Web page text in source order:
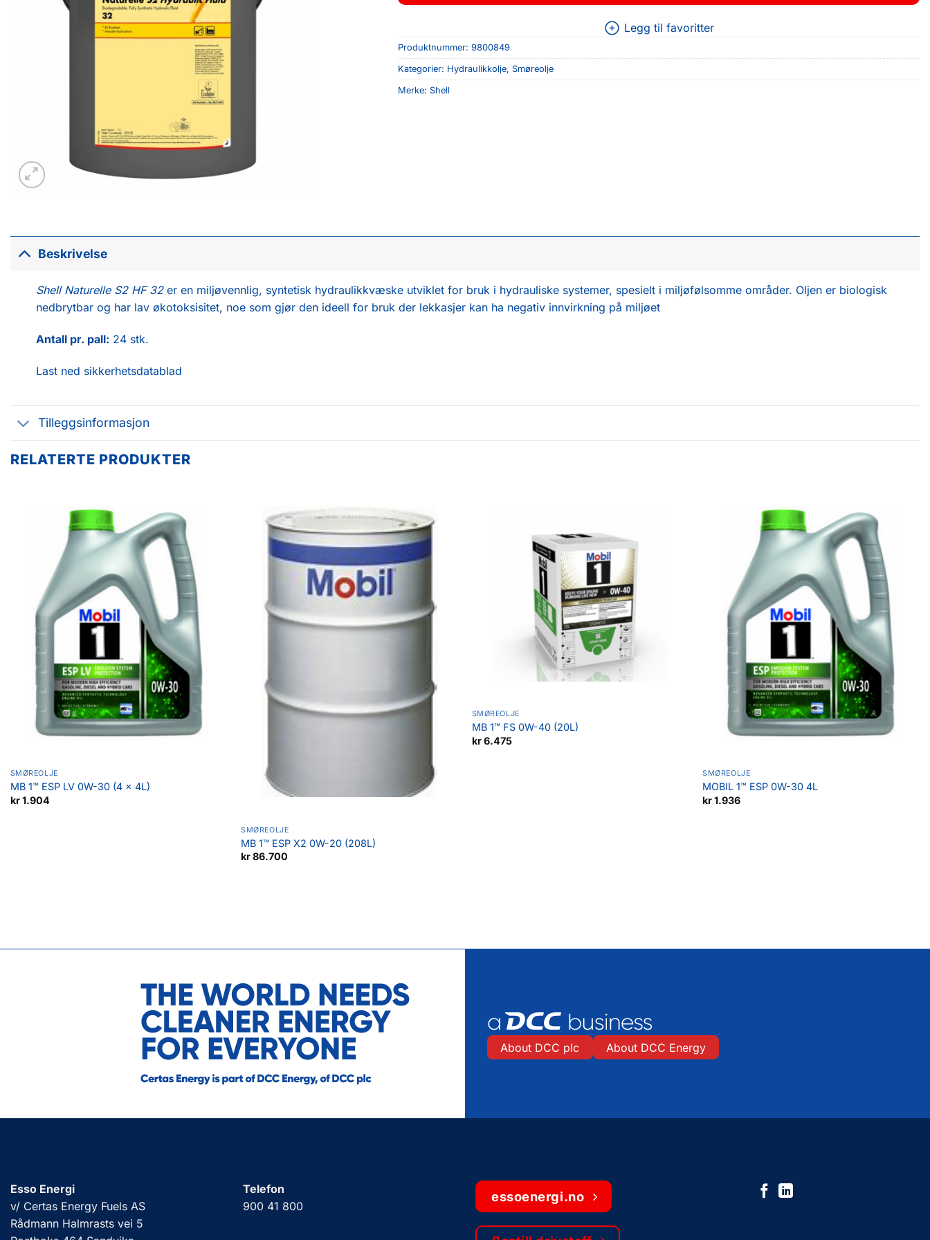
Legg til favoritter
Produktnummer: 9800849
Kategorier: Hydraulikkolje, Smøreolje
Merke: Shell
Beskrivelse
Shell Naturelle S2 HF 32er en miljøvennlig, syntetisk hydraulikkvæske utviklet for bruk i hydrauliske systemer, spesielt i miljøfølsomme områder. Oljen er biologisk
nedbrytbar og har lav økotoksisitet, noe som gjør den ideell for bruk der lekkasjer kan ha negativ innvirkning på miljøet
Antall pr. pall: 24 stk.
Last ned sikkerhetsdatablad
Tilleggsinformasjon
RELATERTE PRODUKTER
Legg til
favoritter
SMØREOLJE
MB 1™ ESP LV 0W-30 (4 x 4L)
kr1.904
Legg til
favoritter
SMØREOLJE
MB 1™ ESP X2 0W-20 (208L)
kr86.700
SMØREOLJE
MB 1™ FS 0W-40 (20L)
kr6.475
Legg til
favoritter
SMØREOLJE
MOBIL 1™ ESP 0W-30 4L
kr1.936
About DCC plc About DCC Energy
Esso Energi
v/ Certas Energy Fuels AS
Rådmann Halmrasts vei 5
Telefon
900 41 800
essoenergi.no